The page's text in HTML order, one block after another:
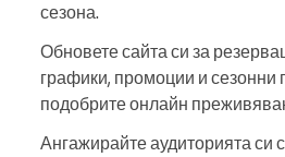
сезона.
Обновете сайта си за
графики, промоции и сезонни
подобрите онлайн
Ангажирайте аудиторията си